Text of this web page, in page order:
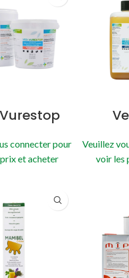
connecter pour
et acheter
Veuillez
voir les